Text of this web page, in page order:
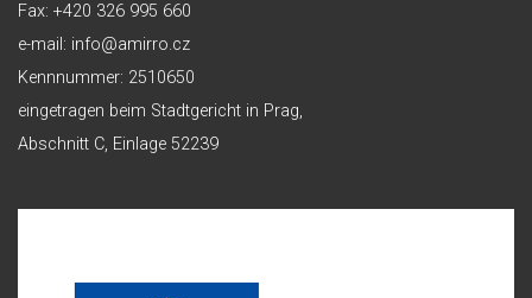
Fax: +420 326 995 660
e-mail: info@amirro.cz
Kennnummer: 2510650
eingetragen beim Stadtgericht in Prag,
Abschnitt C, Einlage 52239